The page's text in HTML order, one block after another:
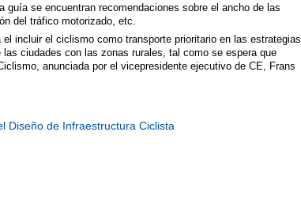
guía se encuentran recomendaciones sobre el ancho de las
del tráfico motorizado, etc.
incluir el ciclismo como transporte prioritario en las estrategias
ciudades con las zonas rurales, tal como se espera que
anunciada por el vicepresidente ejecutivo de CE, Frans
Diseño de Infraestructura Ciclista